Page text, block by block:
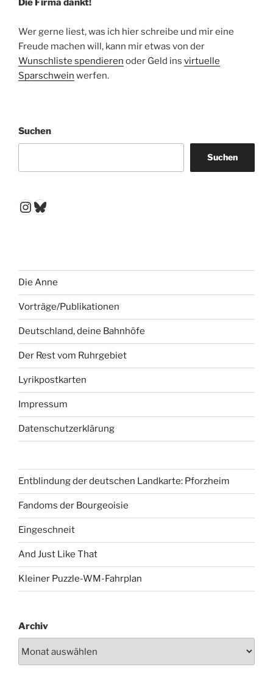
Die Firma dankt!
Wer gerne liest, was ich hier schreibe und mir eine
Freude machen will, kann mir etwas von der
Wunschliste spendieren oder Geld ins virtuelle
Sparschwein werfen.
Suchen
Suchen
Instagram
Bluesky
Die Anne
Vorträge/Publikationen
Deutschland, deine Bahnhöfe
Der Rest vom Ruhrgebiet
Lyrikpostkarten
Impressum
Datenschutzerklärung
Entblindung der deutschen Landkarte: Pforzheim
Fandoms der Bourgeoisie
Eingeschneit
And Just Like That
Kleiner Puzzle-WM-Fahrplan
Archiv